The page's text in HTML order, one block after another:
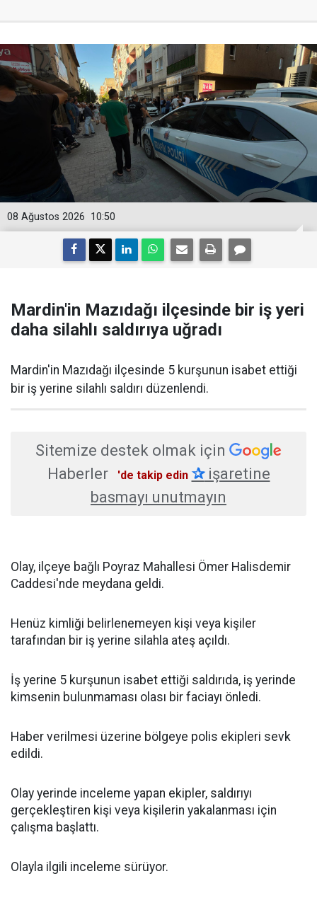
10:50
08 Ağustos 2026
Mardin'in Mazıdağı ilçesinde bir iş yeri
daha silahlı saldırıya uğradı
Mardin'in Mazıdağı ilçesinde 5 kurşunun isabet ettiği
bir iş yerine silahlı saldırı düzenlendi.
Sitemize destek olmak için
Haberler
'de takip edin ✰işaretine
basmayı unutmayın
Olay, ilçeye bağlı Poyraz Mahallesi Ömer Halisdemir
Caddesi'nde meydana geldi.
Henüz kimliği belirlenemeyen kişi veya kişiler
tarafından bir iş yerine silahla ateş açıldı.
İş yerine 5 kurşunun isabet ettiği saldırıda, iş yerinde
kimsenin bulunmaması olası bir faciayı önledi.
Haber verilmesi üzerine bölgeye polis ekipleri sevk
edildi.
Olay yerinde inceleme yapan ekipler, saldırıyı
gerçekleştiren kişi veya kişilerin yakalanması için
çalışma başlattı.
Olayla ilgili inceleme sürüyor.